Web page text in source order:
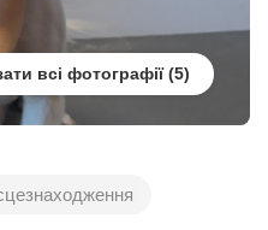
всі фотографії